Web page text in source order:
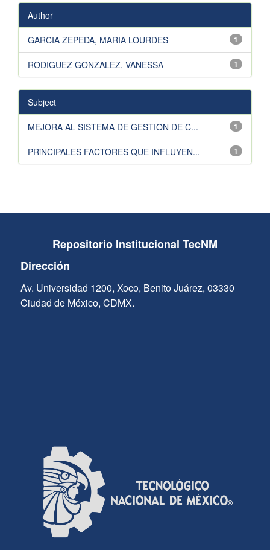
Author
1
GARCIA ZEPEDA, MARIA LOURDES
1
RODIGUEZ GONZALEZ, VANESSA
Subject
1
MEJORA AL SISTEMA DE GESTION DE C...
1
PRiNCIPALES FACTORES QUE INFLUYEN...
Repositorio Institucional TecNM
Dirección
Av. Universidad 1200, Xoco, Benito Juárez, 03330
Ciudad de México, CDMX.